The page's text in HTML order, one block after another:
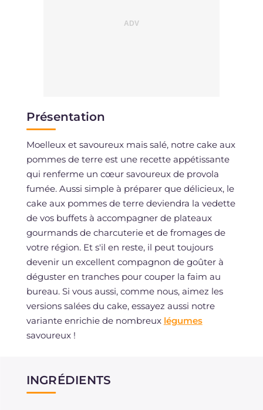
Présentation
Moelleux et savoureux mais salé, notre cake aux
pommes de terre est une recette appétissante
qui renferme un cœur savoureux de provola
fumée. Aussi simple à préparer que délicieux, le
cake aux pommes de terre deviendra la vedette
de vos buffets à accompagner de plateaux
gourmands de charcuterie et de fromages de
votre région. Et s'il en reste, il peut toujours
devenir un excellent compagnon de goûter à
déguster en tranches pour couper la faim au
bureau. Si vous aussi, comme nous, aimez les
versions salées du cake, essayez aussi notre
variante enrichie de nombreux légumes
savoureux !
INGRÉDIENTS